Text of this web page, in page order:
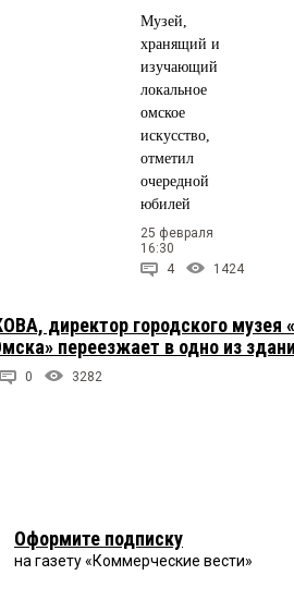
Музей,
хранящий и
изучающий
локальное
омское
искусство,
отметил
очередной
юбилей
25 февраля
16:30
4
1424
директор городского музея
переезжает в одно из
0 3282
Оформите подписку
на газету «Коммерческие вести»